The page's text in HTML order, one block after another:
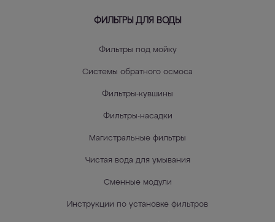
ФИЛЬТРЫ ДЛЯ ВОДЫ
Фильтры под мойку
Системы обратного осмоса
Фильтры-кувшины
Фильтры-насадки
Магистральные фильтры
Чистая вода для умывания
Сменные модули
Инструкции по установке фильтров